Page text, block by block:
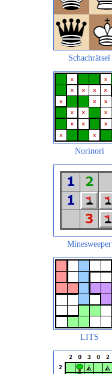
Schachrätsel
Norinori
Minesweeper
LITS